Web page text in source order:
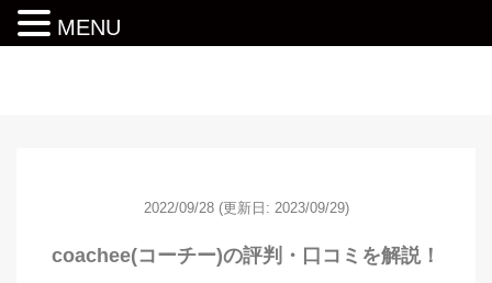
2022/09/28 (更新日: 2023/09/29)
coachee(コーチー)の評判・口コミを解説！
MENU